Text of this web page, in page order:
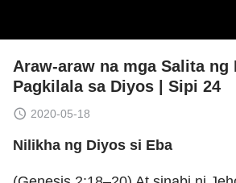
Araw-araw na mga Salita ng
Pagkilala sa Diyos | Sipi 24
2020-05-18
Nilikha ng Diyos si Eba